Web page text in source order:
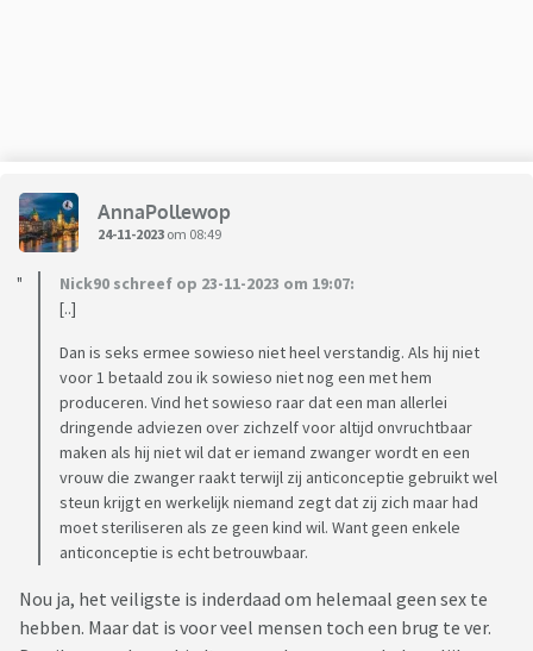
AnnaPollewop
24-11-2023 om 08:49
Nick90 schreef op 23-11-2023 om 19:07:
[..]
Dan is seks ermee sowieso niet heel verstandig. Als hij niet
voor 1 betaald zou ik sowieso niet nog een met hem
produceren. Vind het sowieso raar dat een man allerlei
dringende adviezen over zichzelf voor altijd onvruchtbaar
maken als hij niet wil dat er iemand zwanger wordt en een
vrouw die zwanger raakt terwijl zij anticonceptie gebruikt wel
steun krijgt en werkelijk niemand zegt dat zij zich maar had
moet steriliseren als ze geen kind wil. Want geen enkele
anticonceptie is echt betrouwbaar.
Nou ja, het veiligste is inderdaad om helemaal geen sex te
hebben. Maar dat is voor veel mensen toch een brug te ver.